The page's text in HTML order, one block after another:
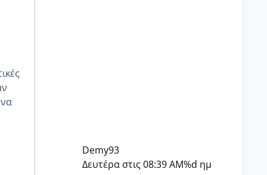
Demy93
Δευτέρα στις 08:39 AM%d ημ